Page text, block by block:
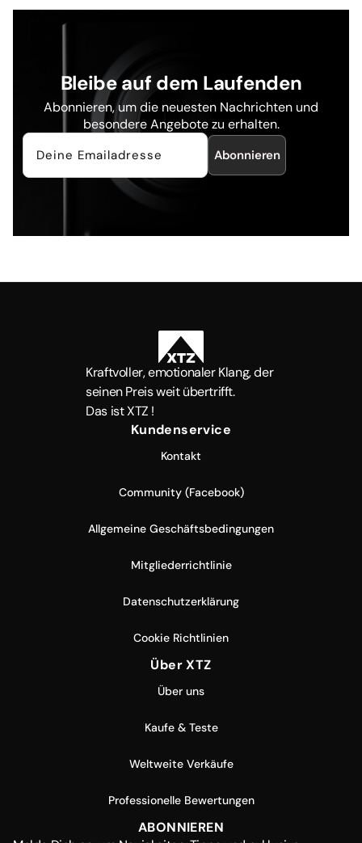
Bleibe auf dem Laufenden
Abonnieren, um die neuesten Nachrichten und
besondere Angebote zu erhalten.
Abonnieren
Kraftvoller, emotionaler Klang, der
seinen Preis weit übertrifft.
Das ist XTZ !
Kundenservice
Kontakt
Community (Facebook)
Allgemeine Geschäftsbedingungen
Mitgliederrichtlinie
Datenschutzerklärung
Cookie Richtlinien
Über XTZ
Über uns
Kaufe & Teste
Weltweite Verkäufe
Professionelle Bewertungen
ABONNIEREN